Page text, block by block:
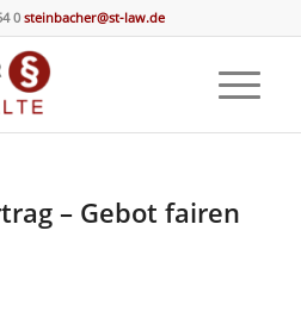
0steinbacher@st-law.de
– Gebot fairen